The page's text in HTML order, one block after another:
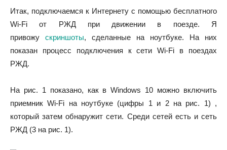
Итак, подключаемся к Интернету с помощью бесплатного
Wi-Fi от РЖД при движении в поезде. Я
привожу скриншоты, сделанные на ноутбуке. На них
показан процесс подключения к сети Wi-Fi в поездах
РЖД.
На рис. 1 показано, как в Windows 10 можно включить
приемник Wi-Fi на ноутбуке (цифры 1 и 2 на рис. 1) ,
который затем обнаружит сети. Среди сетей есть и сеть
РЖД (3 на рис. 1).